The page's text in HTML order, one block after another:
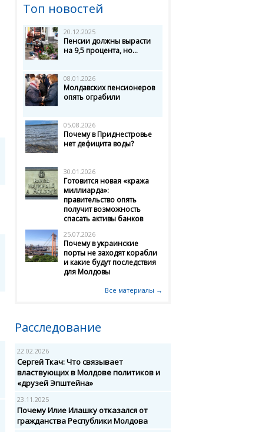
Топ новостей
20.12.2025
Пенсии должны вырасти
на 9,5 процента, но...
08.01.2026
Молдавских пенсионеров
опять ограбили
05.08.2026
Почему в Приднестровье
нет дефицита воды?
30.01.2026
Готовится новая «кража
миллиарда»:
правительство опять
получит возможность
спасать активы банков
25.07.2026
Почему в украинские
порты не заходят корабли
и какие будут последствия
для Молдовы
Все материалы →
Расследование
22.02.2026
Сергей Ткач: Что связывает
властвующих в Молдове политиков и
«друзей Эпштейна»
23.11.2025
Почему Илие Илашку отказался от
гражданства Республики Молдова